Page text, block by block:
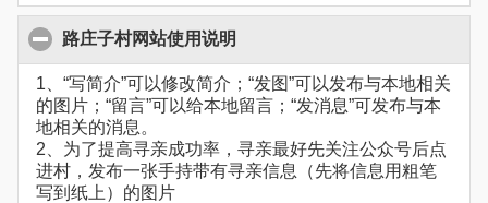
路庄子村网站使用说明
1、“写简介”可以修改简介；“发图”可以发布与本地相关
的图片；“留言”可以给本地留言；“发消息”可发布与本
地相关的消息。
2、为了提高寻亲成功率，寻亲最好先关注公众号后点
进村，发布一张手持带有寻亲信息（先将信息用粗笔
写到纸上）的图片